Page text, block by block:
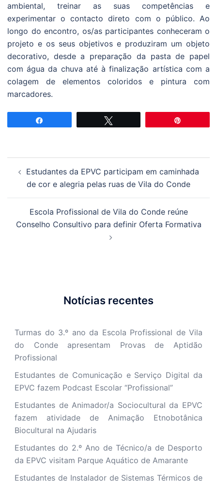
ambiental, treinar as suas competências e
experimentar o contacto direto com o público. Ao
longo do encontro, os/as participantes conheceram o
projeto e os seus objetivos e produziram um objeto
decorativo, desde a preparação da pasta de papel
com água da chuva até à finalização artística com a
colagem de elementos coloridos e pintura com
marcadores.
de
artigos
Estudantes da EPVC participam em caminhada
de cor e alegria pelas ruas de Vila do Conde
Escola Profissional de Vila do Conde reúne
Conselho Consultivo para definir Oferta Formativa
Notícias recentes
Turmas do 3.º ano da Escola Profissional de Vila
do Conde apresentam Provas de Aptidão
Profissional
Estudantes de Comunicação e Serviço Digital da
EPVC fazem Podcast Escolar “Profissional”
Estudantes de Animador/a Sociocultural da EPVC
fazem atividade de Animação Etnobotânica
Biocultural na Ajudaris
Estudantes do 2.º Ano de Técnico/a de Desporto
da EPVC visitam Parque Aquático de Amarante
Estudantes de Instalador de Sistemas Térmicos de